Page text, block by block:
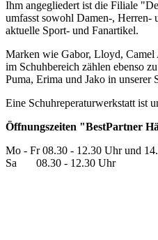
Ihm angegliedert ist die Filiale
umfasst sowohl Damen-, Herren-
aktuelle Sport- und Fanartikel.
Marken wie Gabor, Lloyd, Camel
im Schuhbereich zählen ebenso
Puma, Erima und Jako in unserer
Eine Schuhreperaturwerkstatt ist
Öffnungszeiten "BestPartner
Mo - Fr 08.30 - 12.30 Uhr und
Sa 08.30 - 12.30 Uhr